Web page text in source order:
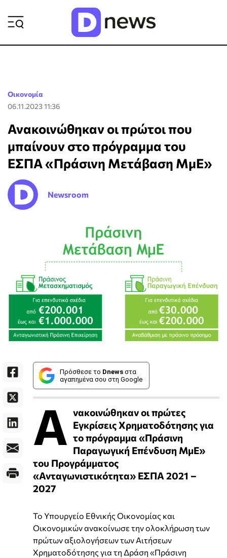
Οικονομία
06.11.2023 11:36
Ανακοινώθηκαν οι πρώτοι που
μπαίνουν στο πρόγραμμα του
ΕΣΠΑ «Πράσινη Μετάβαση ΜμΕ»
Newsroom
Πρόσθεσε το Dnews στα
αγαπημένα σου στη Google
Α νακοινώθηκαν οι πρώτες
Εγκρίσεις Χρηματοδότησης για
το πρόγραμμα «Πράσινη
Παραγωγική Επένδυση ΜμΕ»
του Προγράμματος
«Ανταγωνιστικότητα» ΕΣΠΑ 2021 –
2027
Το Υπουργείο Εθνικής Οικονομίας και
Οικονομικών ανακοίνωσε την ολοκλήρωση των
πρώτων αξιολογήσεων των Αιτήσεων
Χρηματοδότησης για τη Δράση «Πράσινη